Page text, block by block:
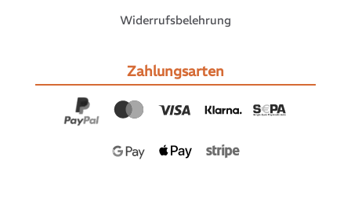
Widerrufsbelehrung
Zahlungsarten